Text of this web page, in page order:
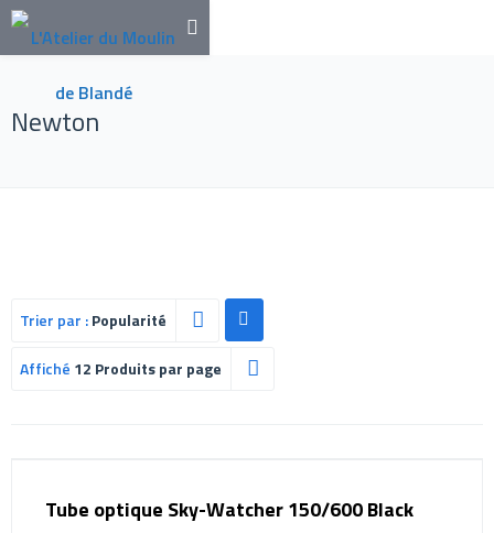
Newton
Trier par :Popularité
Affiché 12 Produits par page
Tube optique Sky-Watcher 150/600 Black